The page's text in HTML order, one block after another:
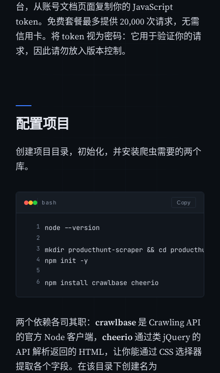
台，从账号文档页面复制你的 JavaScript
token。免费套餐最多提供 20,000 次请求，无需
信用卡。将 token 视为密码：它用于验证你的请
求，因此请勿放入版本控制。
配置项目
创建项目目录，初始化，并安装爬虫需要的两个
库。
bash Copy
node --version
mkdir producthunt-scraper && cd producthunt-
npm init -y
npm install crawlbase cheerio
两个依赖各司其职： crawlbase 是 Crawling API
的官方 Node 客户端， cheerio通过类 jQuery 的
API 解析返回的 HTML，让你能通过 CSS 选择器
提取各个字段。在该目录下创建名为